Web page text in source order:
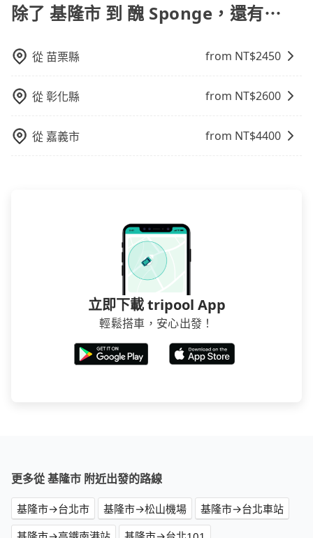
為旅步貴賓服務用車。與一些私家車充當營業用車違法
接載的「白牌車」不同。旅步所使用的車輛合法且符合
除了 基隆市 到 醜 Sponge，還有⋯
從 苗栗縣 from NT$2450
從彰化縣 from NT$2600
從 嘉義市 from NT$4400
立即下載 tripool App
輕鬆搭車，安心出發！
更多從 基隆市 附近出發的路線
基隆市→台北市 基隆市→松山機場
基隆市→台北車站